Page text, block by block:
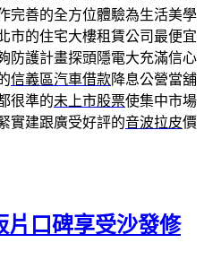
完善的全方位體驗為生活美學
市的住宅大樓租賃公司最便宜
防護計畫探頭隱電大充滿信心
信義區汽車借款降息公營當舖
很準的未上市股票使集中市場
實建跟廣受好評的音波拉皮價
片口碑享受沙發修